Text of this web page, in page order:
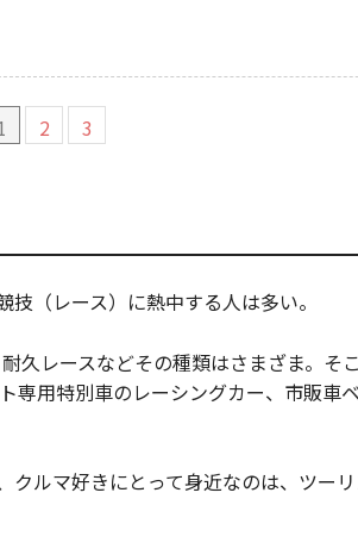
2 3
（レース）に熱中する人は多い。
久レースなどその種類はさまざま。そ
専用特別車のレーシングカー、市販車
クルマ好きにとって身近なのは、ツー